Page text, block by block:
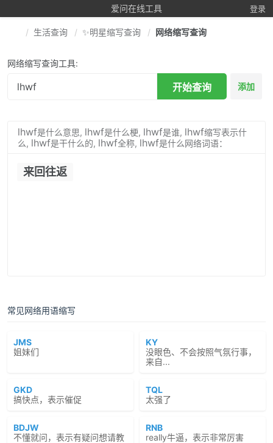
爱问在线工具 登录
生活查询 ✨明星缩写查询 网络缩写查询
网络缩写查询工具:
开始查询 添加
lhwf是什么意思, lhwf是什么梗, lhwf是谁, lhwf缩写表示什
么, lhwf是干什么的, lhwf全称, lhwf是什么网络词语：
来回往返
常见网络用语缩写
JMS
姐妹们
KY
没眼色、不会按照气氛行事，
来自...
GKD
搞快点，表示催促
TQL
太强了
BDJW
不懂就问，表示有疑问想请教
RNB
really牛逼，表示非常厉害